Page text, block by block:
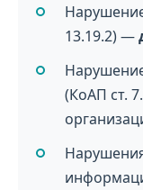
13.19.2) —
(КоАП ст.